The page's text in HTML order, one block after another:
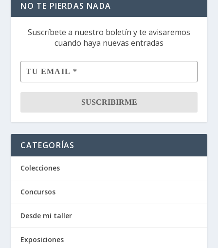
NO TE PIERDAS NADA
Suscríbete a nuestro boletín y te avisaremos
cuando haya nuevas entradas
CATEGORÍAS
Colecciones
Concursos
Desde mi taller
Exposiciones